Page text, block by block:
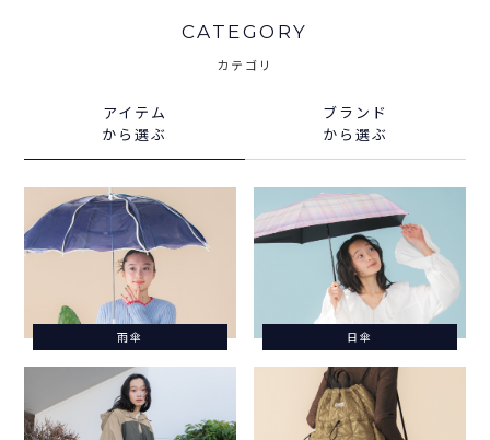
CATEGORY
カテゴリ
アイテム
から選ぶ
ブランド
から選ぶ
雨傘 日傘